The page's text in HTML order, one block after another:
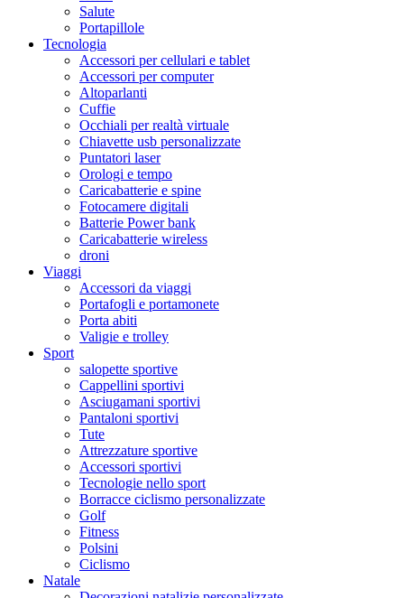
Salute
Portapillole
Tecnologia
Accessori per cellulari e tablet
Accessori per computer
Altoparlanti
Cuffie
Occhiali per realtà virtuale
Chiavette usb personalizzate
Puntatori laser
Orologi e tempo
Caricabatterie e spine
Fotocamere digitali
Batterie Power bank
Caricabatterie wireless
droni
Viaggi
Accessori da viaggi
Portafogli e portamonete
Porta abiti
Valigie e trolley
Sport
salopette sportive
Cappellini sportivi
Asciugamani sportivi
Pantaloni sportivi
Tute
Attrezzature sportive
Accessori sportivi
Tecnologie nello sport
Borracce ciclismo personalizzate
Golf
Fitness
Polsini
Ciclismo
Natale